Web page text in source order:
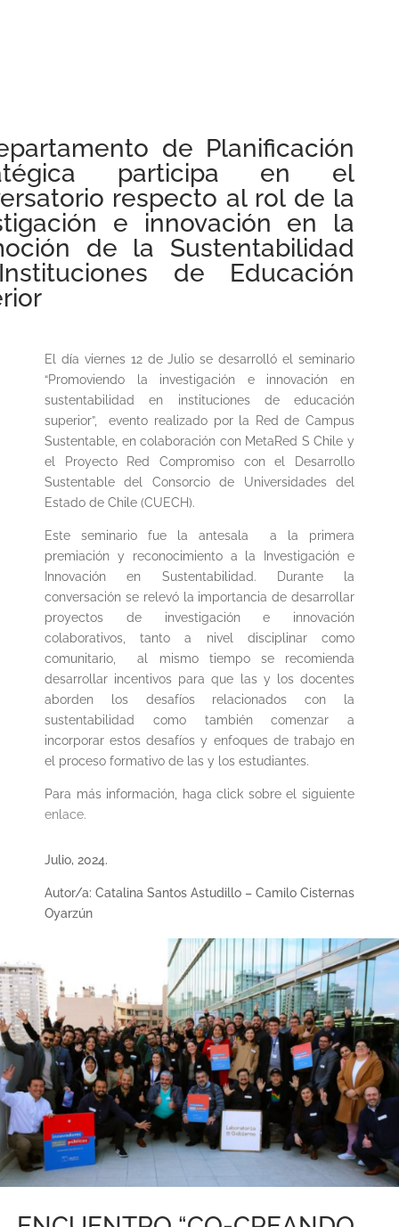
de Planificación
participa en el
respecto al rol de la
e innovación en la
de la Sustentabilidad
de Educación
El día viernes 12 de Julio se desarrolló el seminario
“Promoviendo la investigación e innovación en
sustentabilidad en instituciones de educación
superior”, evento realizado por la Red de Campus
Sustentable, en colaboración con MetaRed S Chile y
el Proyecto Red Compromiso con el Desarrollo
Sustentable del Consorcio de Universidades del
Estado de Chile (CUECH).
Este seminario fue la antesala a la primera
premiación y reconocimiento a la Investigación e
Innovación en Sustentabilidad. Durante la
conversación se relevó la importancia de desarrollar
proyectos de investigación e innovación
colaborativos, tanto a nivel disciplinar como
comunitario, al mismo tiempo se recomienda
desarrollar incentivos para que las y los docentes
aborden los desafíos relacionados con la
sustentabilidad como también comenzar a
incorporar estos desafíos y enfoques de trabajo en
el proceso formativo de las y los estudiantes.
Para más información, haga click sobre el siguiente
enlace.
Julio, 2024.
Autor/a: Catalina Santos Astudillo – Camilo Cisternas
Oyarzún